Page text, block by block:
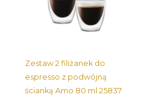
Zestaw 2 filiżanek do
espresso z podwójną
ścianką Amo 80 ml 25837